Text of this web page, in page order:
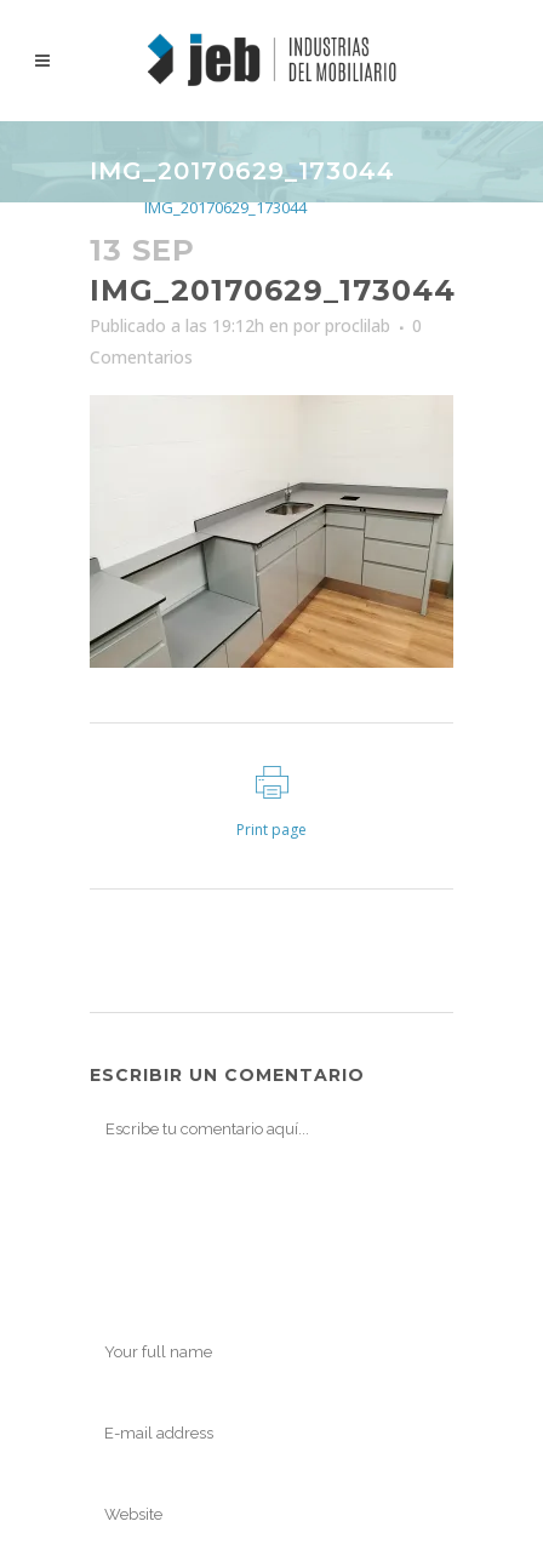
IMG_20170629_173044
Inicio>IMG_20170629_173044
13 SEP
IMG_20170629_173044
Publicado a las 19:12h en por proclilab
0
Comentarios
Print page
ESCRIBIR UN COMENTARIO